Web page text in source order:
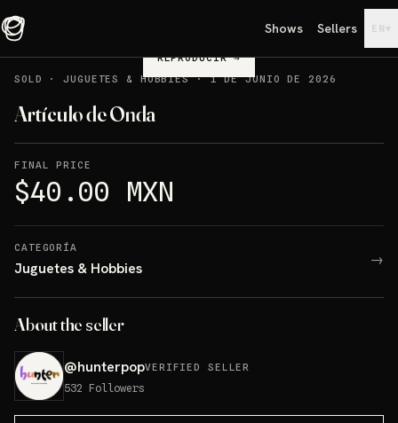
Shows Sellers EN ▾
REPRODUCIR→
SOLD
·JUGUETES & HOBBIES·1 DE JUNIO DE 2026
Artículo de Onda
FINAL PRICE
$40.00 MXN
CATEGORÍA
Juguetes & Hobbies →
About the seller
@hunterpopVERIFIED SELLER
532 Followers